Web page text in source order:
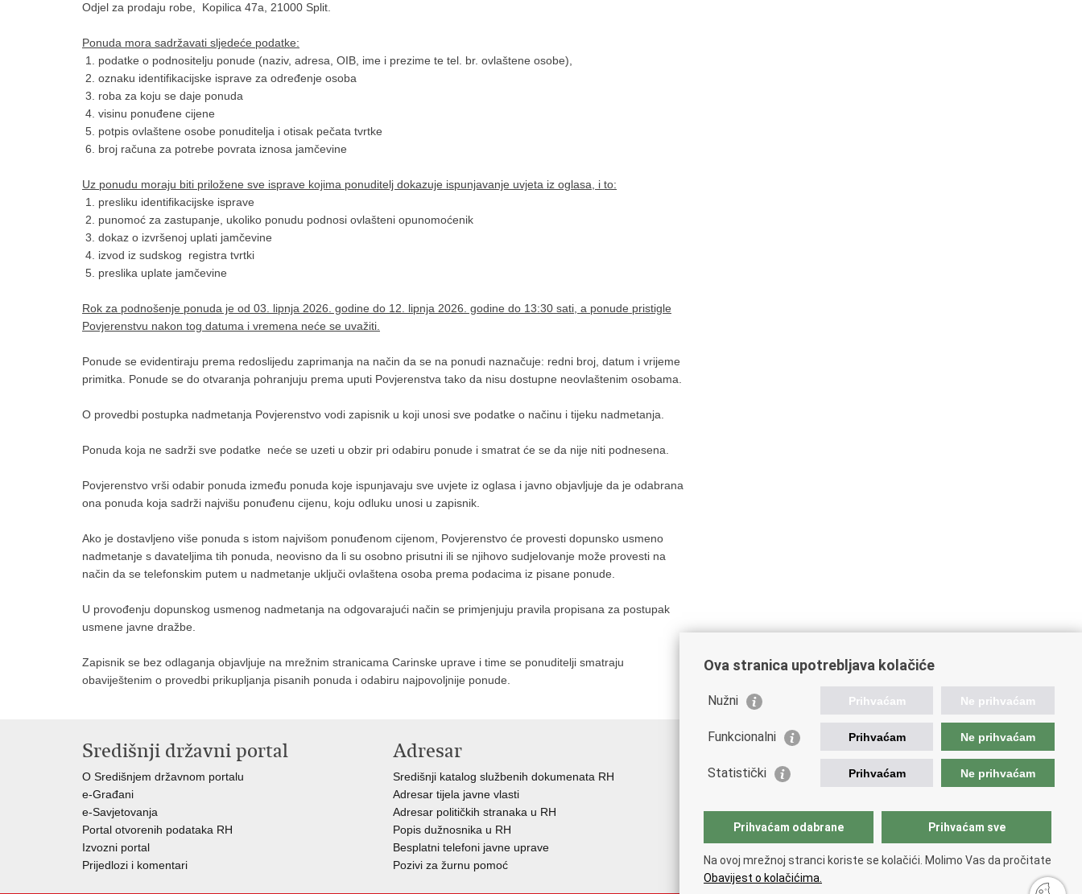
Odjel za prodaju robe, Kopilica 47a, 21000 Split.
Ponuda mora sadržavati sljedeće podatke:
1. podatke o podnositelju ponude (naziv, adresa, OIB, ime i prezime te tel. br. ovlaštene osobe),
2. oznaku identifikacijske isprave za određenje osoba
3. roba za koju se daje ponuda
4. visinu ponuđene cijene
5. potpis ovlaštene osobe ponuditelja i otisak pečata tvrtke
6. broj računa za potrebe povrata iznosa jamčevine
Uz ponudu moraju biti priložene sve isprave kojima ponuditelj dokazuje ispunjavanje uvjeta iz oglasa, i to:
1. presliku identifikacijske isprave
2. punomoć za zastupanje, ukoliko ponudu podnosi ovlašteni opunomoćenik
3. dokaz o izvršenoj uplati jamčevine
4. izvod iz sudskog registra tvrtki
5. preslika uplate jamčevine
Rok za podnošenje ponuda je od 03. lipnja 2026. godine do 12. lipnja 2026. godine do 13:30 sati, a ponude pristigle
Povjerenstvu nakon tog datuma i vremena neće se uvažiti.
Ponude se evidentiraju prema redoslijedu zaprimanja na način da se na ponudi naznačuje: redni broj, datum i vrijeme
primitka. Ponude se do otvaranja pohranjuju prema uputi Povjerenstva tako da nisu dostupne neovlaštenim osobama.
O provedbi postupka nadmetanja Povjerenstvo vodi zapisnik u koji unosi sve podatke o načinu i tijeku nadmetanja.
Ponuda koja ne sadrži sve podatke neće se uzeti u obzir pri odabiru ponude i smatrat će se da nije niti podnesena.
Povjerenstvo vrši odabir ponuda između ponuda koje ispunjavaju sve uvjete iz oglasa i javno objavljuje da je odabrana
ona ponuda koja sadrži najvišu ponuđenu cijenu, koju odluku unosi u zapisnik.
Ako je dostavljeno više ponuda s istom najvišom ponuđenom cijenom, Povjerenstvo će provesti dopunsko usmeno
nadmetanje s davateljima tih ponuda, neovisno da li su osobno prisutni ili se njihovo sudjelovanje može provesti na
način da se telefonskim putem u nadmetanje uključi ovlaštena osoba prema podacima iz pisane ponude.
U provođenju dopunskog usmenog nadmetanja na odgovarajući način se primjenjuju pravila propisana za postupak
usmene javne dražbe.
Zapisnik se bez odlaganja objavljuje na mrežnim stranicama Carinske uprave i time se ponuditelji smatraju
obaviještenim o provedbi prikupljanja pisanih ponuda i odabiru najpovoljnije ponude.
Središnji državni portal
O Središnjem državnom portalu
e-Građani
e-Savjetovanja
Portal otvorenih podataka RH
Izvozni portal
Prijedlozi i komentari
Adresar
Središnji katalog službenih dokumenata RH
Adresar tijela javne vlasti
Adresar političkih stranaka u RH
Popis dužnosnika u RH
Besplatni telefoni javne uprave
Pozivi za žurnu pomoć
Važne poveznice
Vlada Republike Hrvatske
Europska komisija
Svjetska carinska organizacija
Taxation and Customs Union
Porezna uprava
Ova stranica upotrebljava kolačiće
Nužni Prihvaćam Ne prihvaćam
Funkcionalni Prihvaćam Ne prihvaćam
Statistički Prihvaćam Ne prihvaćam
Prihvaćam odabrane Prihvaćam sve
Na ovoj mrežnoj stranci koriste se kolačići. Molimo Vas da pročitate
Obavijest o kolačićima.